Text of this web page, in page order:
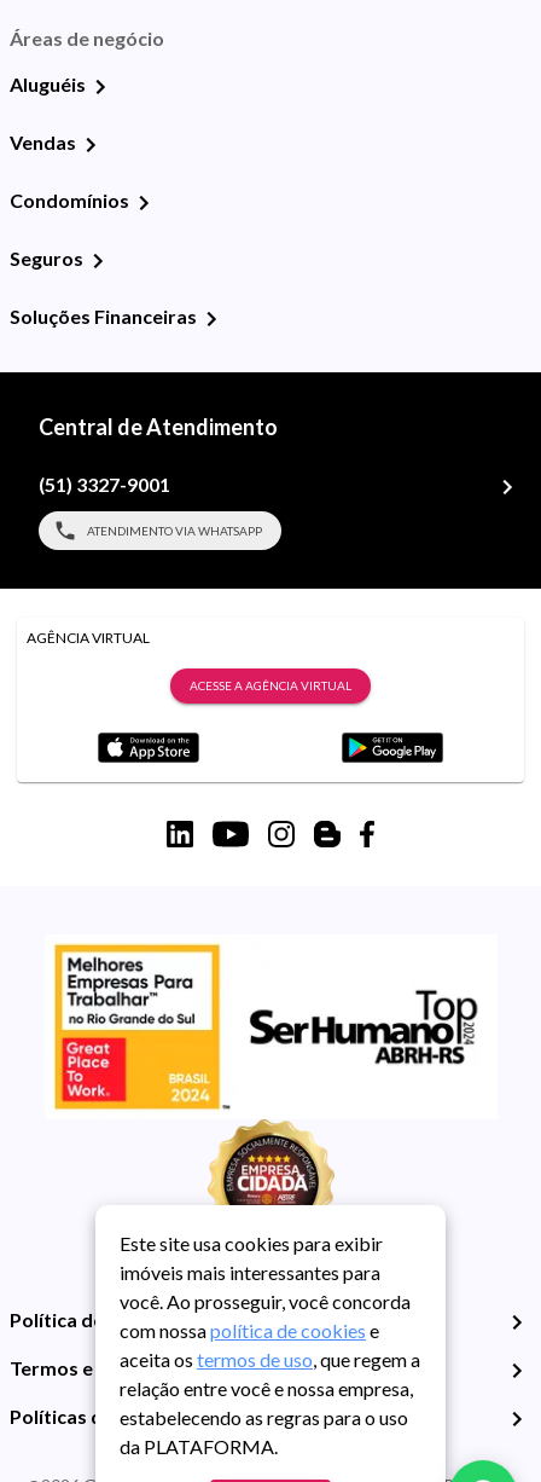
Áreas de negócio
Aluguéis
Vendas
Condomínios
Seguros
Soluções Financeiras
Central de Atendimento
(51) 3327-9001
ATENDIMENTO VIA WHATSAPP
AGÊNCIA VIRTUAL
ACESSE A AGÊNCIA VIRTUAL
Política de Privacidade
Termos e Condições de Uso
Políticas de Cookies
Este site usa cookies para exibir
imóveis mais interessantes para
você. Ao prosseguir, você concorda
com nossapolítica de cookies e
aceita os termos de uso, que regem a
relação entre você e nossa empresa,
estabelecendo as regras para o uso
da PLATAFORMA.